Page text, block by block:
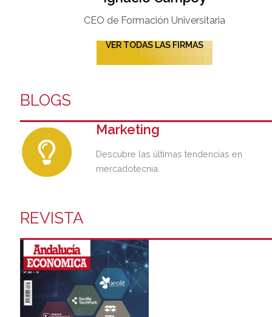
CEO de Formación Universitaria​
VER TODAS LAS FIRMAS
BLOGS
Marketing
Descubre las últimas tendencias en
mercadotecnia.
REVISTA